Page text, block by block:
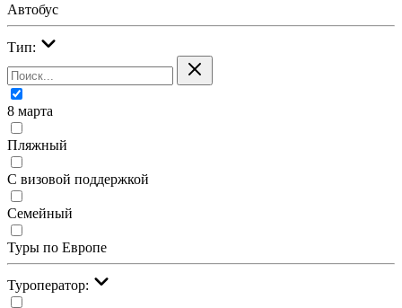
Автобус
Тип:
8 марта
Пляжный
С визовой поддержкой
Семейный
Туры по Европе
Туроператор: